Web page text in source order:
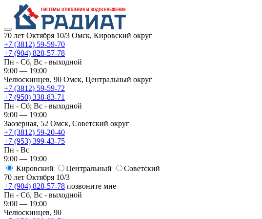
70 лет Октября 10/3 Омск, Кировский округ
+7 (3812) 59-59-70
+7 (904) 828-57-78
Пн - Сб, Вс - выходной
9:00 — 19:00
Челюскинцев, 90 Омск, ​Центральный округ
+7 (3812) 59-59-72
+7 (950) 338-83-71
Пн - Сб; Вс - выходной
9:00 — 19:00
Заозерная, 52 Омск, ​Советский округ
+7 (3812) 59-20-40
+7 (953) 399-43-75
Пн - Вс
9:00 — 19:00
Кировский
​Центральный
​Советский
70 лет Октября 10/3
+7 (904) 828-57-78 позвоните мне
Пн - Сб, Вс - выходной
9:00 — 19:00
Челюскинцев, 90